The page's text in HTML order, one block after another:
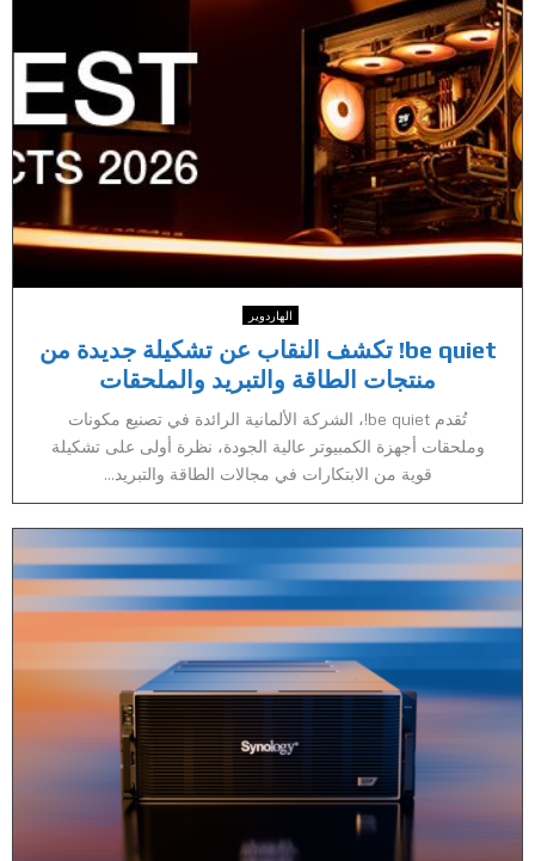
الهاردوير
be quiet! تكشف النقاب عن تشكيلة جديدة من
منتجات الطاقة والتبريد والملحقات
تُقدم be quiet!، الشركة الألمانية الرائدة في تصنيع مكونات
وملحقات أجهزة الكمبيوتر عالية الجودة، نظرة أولى على تشكيلة
قوية من الابتكارات في مجالات الطاقة والتبريد...